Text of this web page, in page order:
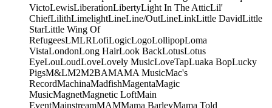
VictoLewisLiberationLibertyLight In The AtticLil'
ChiefLilithLimelightLineLine/OutLineLinkLittle DavidLittle
StarLittle Wing Of
RefugeesLMLRLofiLogicLogoLollipopLoma
VistaLondonLong HairLook BackLotusLotus
EyeLouLoudLoveLovely MusicLoveTapLuaka BopLucky
PigsM&LM2M2BAMAMA MusicMac's
RecordMachinaMadfishMagentaMagic
MusicMagnetMagnetic LoftMain
EventMainstreamMAMMama BarleyMama Told